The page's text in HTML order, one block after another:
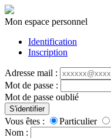
Mon espace personnel
Identification
Inscription
Adresse mail :
Mot de passe :
Mot de passe oublié
S'identifier
Vous êtes : Particulier
Nom :